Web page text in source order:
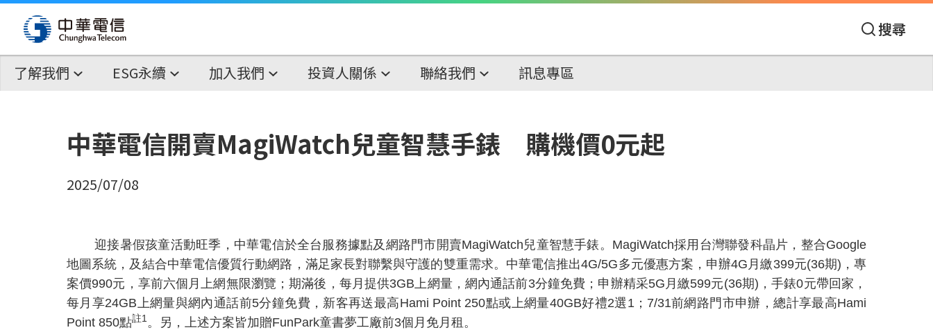
搜尋
了解我們 ESG永續 加入我們 投資人關係 聯絡我們 訊息專區
中華電信開賣MagiWatch兒童智慧手錶 購機價0元起
2025/07/08
迎接暑假孩童活動旺季，中華電信於全台服務據點及網路門市開賣MagiWatch兒童智慧手錶。 MagiWatch採用台灣聯發科晶片，整合Google
地圖系統，及結合中華電信優質行動網路，滿足家長對聯繫與守護的雙重需求。中華電信推出4G/5G多元優惠方案，申辦4G 月繳399元(36期) ，專
案價990元，享前六個月上網無限瀏覽；期滿後，每月提供3GB上網量，網內通話前3分鐘免費；申辦精采5G 月繳599元(36期) ，手錶0元帶回家，
每月享24GB上網量與網內通話前5分鐘免費，新客再送最高Hami Point 250點或上網量40GB好禮2選 1； 7/31前網路門市申辦，總計享最高Hami
Point 850點註1。另，上述方案皆加贈FunPark童書夢工廠前3個月免月租。